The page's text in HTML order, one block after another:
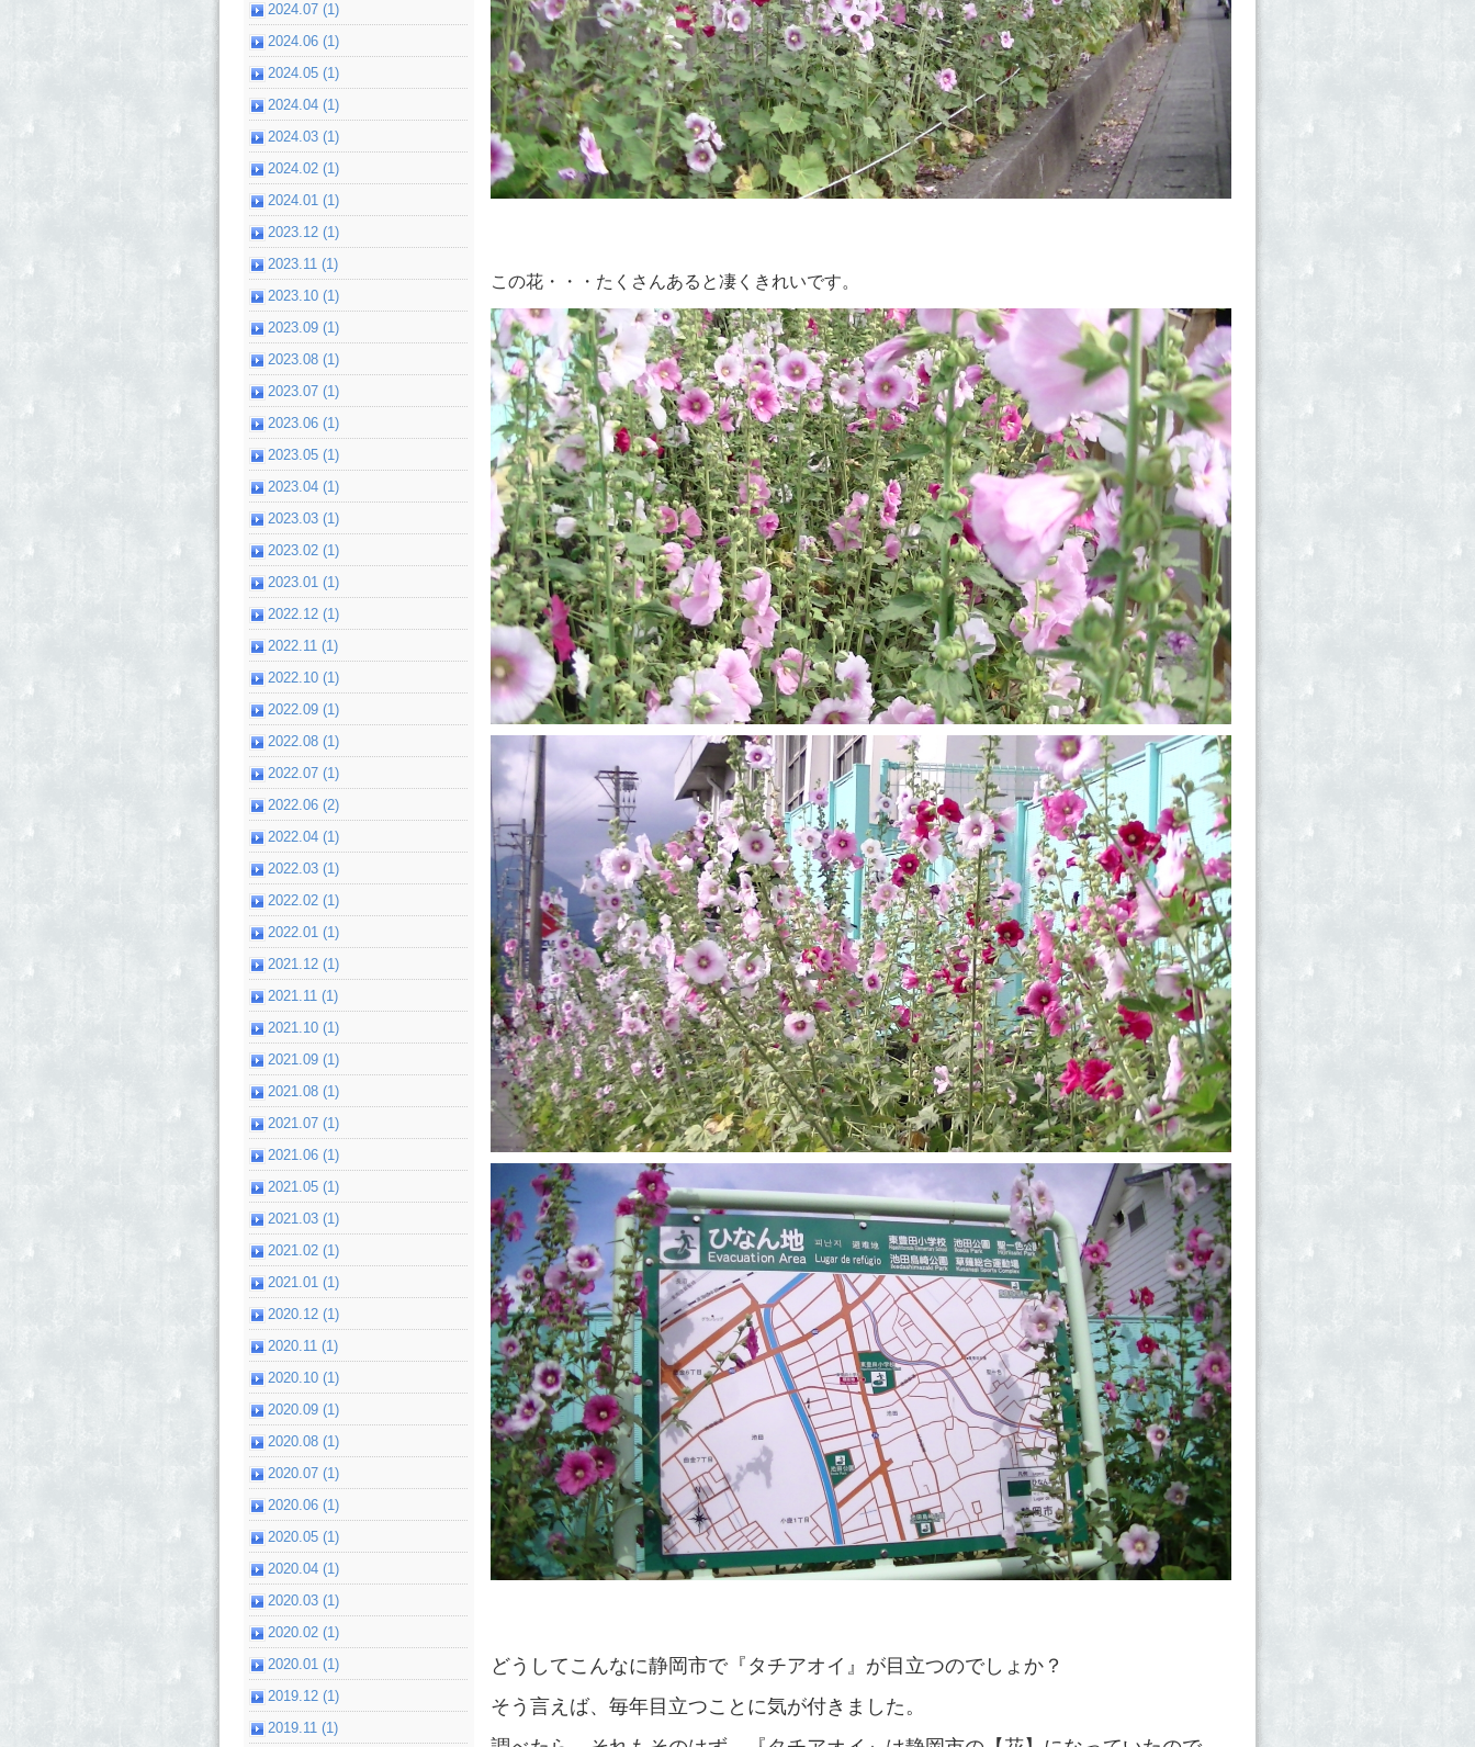
この花・・・たくさんあると凄くきれいです。
どうしてこんなに静岡市で『タチアオイ』が目立つのでしょか？
そう言えば、毎年目立つことに気が付きました。
2024.07 (1)
2024.06 (1)
2024.05 (1)
2024.04 (1)
2024.03 (1)
2024.02 (1)
2024.01 (1)
2023.12 (1)
2023.11 (1)
2023.10 (1)
2023.09 (1)
2023.08 (1)
2023.07 (1)
2023.06 (1)
2023.05 (1)
2023.04 (1)
2023.03 (1)
2023.02 (1)
2023.01 (1)
2022.12 (1)
2022.11 (1)
2022.10 (1)
2022.09 (1)
2022.08 (1)
2022.07 (1)
2022.06 (2)
2022.04 (1)
2022.03 (1)
2022.02 (1)
2022.01 (1)
2021.12 (1)
2021.11 (1)
2021.10 (1)
2021.09 (1)
2021.08 (1)
2021.07 (1)
2021.06 (1)
2021.05 (1)
2021.03 (1)
2021.02 (1)
2021.01 (1)
2020.12 (1)
2020.11 (1)
2020.10 (1)
2020.09 (1)
2020.08 (1)
2020.07 (1)
2020.06 (1)
2020.05 (1)
2020.04 (1)
2020.03 (1)
2020.02 (1)
2020.01 (1)
2019.12 (1)
2019.11 (1)